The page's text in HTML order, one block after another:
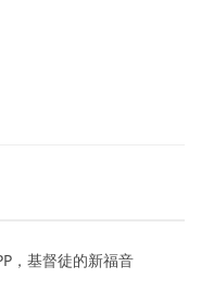
，基督徒的新福音